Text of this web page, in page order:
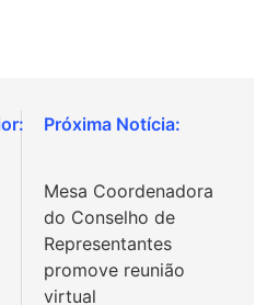
Mesa Coordenadora
do Conselho de
Representantes
promove reunião
virtual